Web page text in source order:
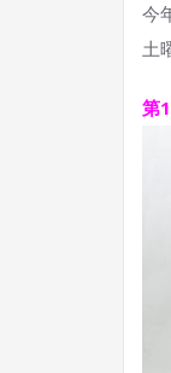
今
土
第